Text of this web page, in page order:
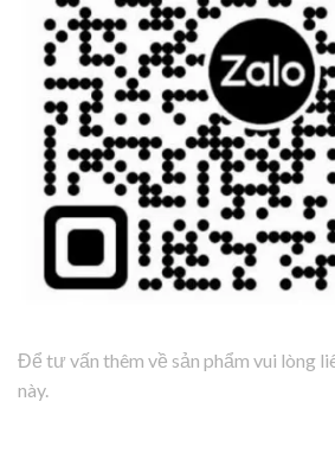
Để tư vấn thêm về sản phẩm vui lòng
này.